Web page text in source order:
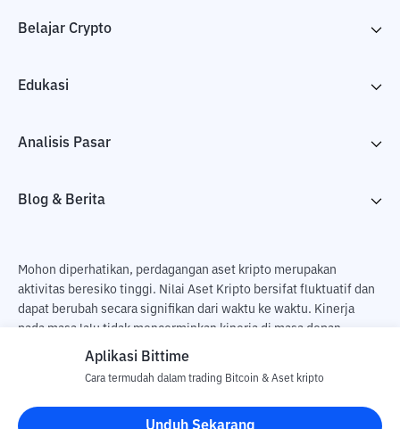
Belajar Crypto
Edukasi
Analisis Pasar
Blog & Berita
Mohon diperhatikan, perdagangan aset kripto merupakan
aktivitas beresiko tinggi. Nilai Aset Kripto bersifat fluktuatif dan
dapat berubah secara signifikan dari waktu ke waktu. Kinerja
pada masa lalu tidak mencerminkan kinerja di masa depan.
Terdapat risiko kehilangan sebagai dampak dari membeli dan
pengguna. PT Utama Aset Digital Indonesia (Bittime) tidak
bertanggung jawab atas perubahan fluktuasi dari nilai tukar Aset
Aplikasi Bittime
Cara termudah dalam trading Bitcoin & Aset kripto